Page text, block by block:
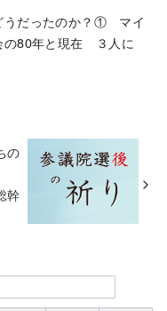
うだったのか？① マイ
の80年と現在 ３人に
の
幹